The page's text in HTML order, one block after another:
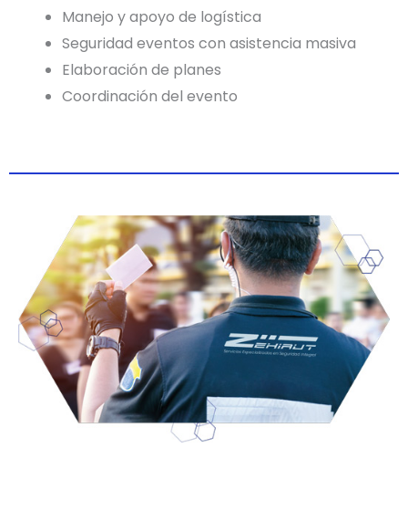
Manejo y apoyo de logística
Seguridad eventos con asistencia masiva
Elaboración de planes
Coordinación del evento